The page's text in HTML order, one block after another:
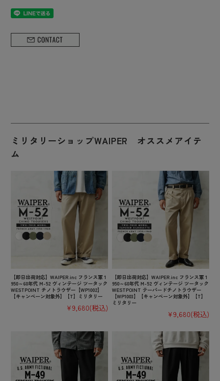
ミリタリーショップWAIPER オススメアイテ
ム
【即日出荷対応】WAIPER.inc フランス軍 1
950～60年代 M-52 ヴィンテージ ツータック
WESTPOINT チノトラウザー【WP1002】
【キャンペーン対象外】【T】ミリタリー
¥9,680(税込)
【即日出荷対応】WAIPER.inc フランス軍 1
950～60年代 M-52 ヴィンテージ ツータック
WESTPOINT テーパードチノトラウザー
【WP1003】【キャンペーン対象外】【T】
ミリタリー
¥9,680(税込)